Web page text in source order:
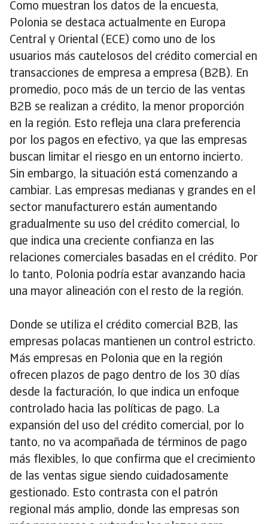
Como muestran los datos de la encuesta,
Polonia se destaca actualmente en Europa
Central y Oriental (ECE) como uno de los
usuarios más cautelosos del crédito comercial en
transacciones de empresa a empresa (B2B). En
promedio, poco más de un tercio de las ventas
B2B se realizan a crédito, la menor proporción
en la región. Esto refleja una clara preferencia
por los pagos en efectivo, ya que las empresas
buscan limitar el riesgo en un entorno incierto.
Sin embargo, la situación está comenzando a
cambiar. Las empresas medianas y grandes en el
sector manufacturero están aumentando
gradualmente su uso del crédito comercial, lo
que indica una creciente confianza en las
relaciones comerciales basadas en el crédito. Por
lo tanto, Polonia podría estar avanzando hacia
una mayor alineación con el resto de la región.
Donde se utiliza el crédito comercial B2B, las
empresas polacas mantienen un control estricto.
Más empresas en Polonia que en la región
ofrecen plazos de pago dentro de los 30 días
desde la facturación, lo que indica un enfoque
controlado hacia las políticas de pago. La
expansión del uso del crédito comercial, por lo
tanto, no va acompañada de términos de pago
más flexibles, lo que confirma que el crecimiento
de las ventas sigue siendo cuidadosamente
gestionado. Esto contrasta con el patrón
regional más amplio, donde las empresas son